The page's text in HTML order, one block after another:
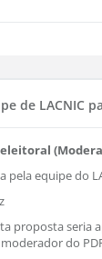
de LACNIC
eleitoral
pela equipe do
proposta seria
do